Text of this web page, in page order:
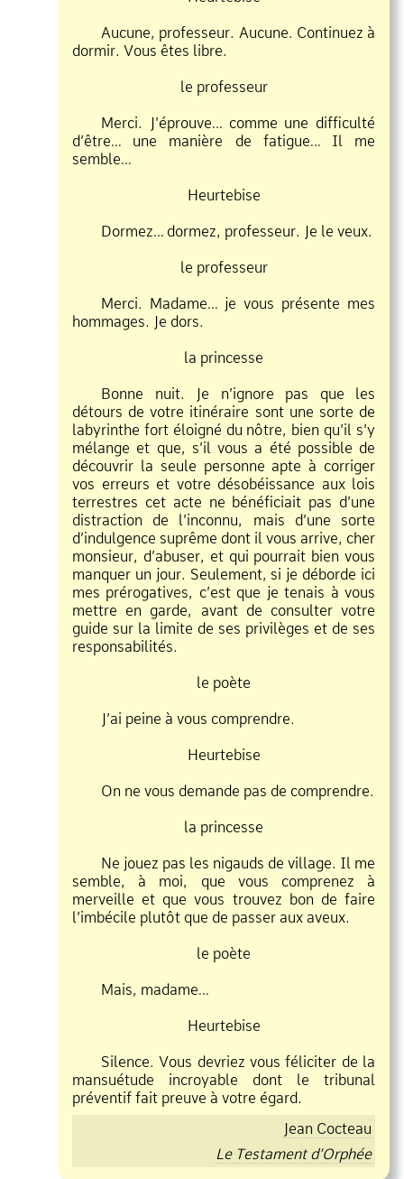
Aucune, professeur. Aucune. Continuez à
dormir. Vous êtes libre.
le professeur
Merci. J’éprouve… comme une difficulté
d’être… une manière de fatigue… Il me
semble…
Heurtebise
Dormez… dormez, professeur. Je le veux.
le professeur
Merci. Madame… je vous présente mes
hommages. Je dors.
la princesse
Bonne nuit. Je n’ignore pas que les
détours de votre itinéraire sont une sorte de
labyrinthe fort éloigné du nôtre, bien qu’il s’y
mélange et que, s’il vous a été possible de
découvrir la seule personne apte à corriger
vos erreurs et votre désobéissance aux lois
terrestres cet acte ne bénéficiait pas d’une
distraction de l’inconnu, mais d’une sorte
d’indulgence suprême dont il vous arrive, cher
monsieur, d’abuser, et qui pourrait bien vous
manquer un jour. Seulement, si je déborde ici
mes prérogatives, c’est que je tenais à vous
mettre en garde, avant de consulter votre
guide sur la limite de ses privilèges et de ses
responsabilités.
le poète
J’ai peine à vous comprendre.
Heurtebise
On ne vous demande pas de comprendre.
la princesse
Ne jouez pas les nigauds de village. Il me
semble, à moi, que vous comprenez à
merveille et que vous trouvez bon de faire
l’imbécile plutôt que de passer aux aveux.
le poète
Mais, madame…
Heurtebise
Silence. Vous devriez vous féliciter de la
mansuétude incroyable dont le tribunal
préventif fait preuve à votre égard.
Jean Cocteau
Le Testament d’Orphée